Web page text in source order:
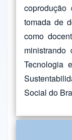
tomada de
como
Tecnologia
Social do